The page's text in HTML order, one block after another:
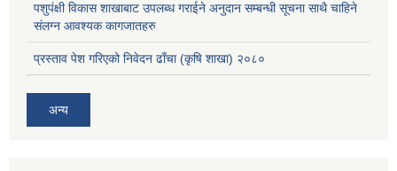
पशुपंक्षी विकास शाखाबाट उपलब्ध गराईने अनुदान सम्बन्धी सूचना साथै चाहिने
संलग्न आवश्यक कागजातहरु
प्रस्ताव पेश गरिएको निवेदन ढाँचा (कृषि शाखा) २०८०
अन्य